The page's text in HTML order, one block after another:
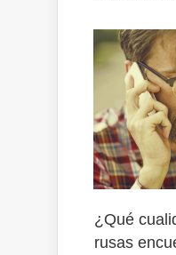
¿Qué
rusas